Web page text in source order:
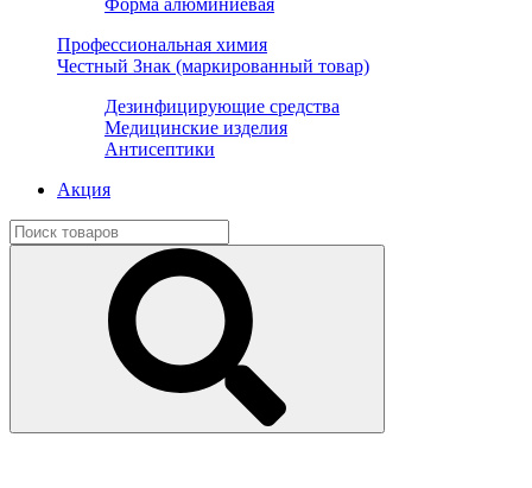
Форма алюминиевая
Профессиональная химия
Честный Знак (маркированный товар)
Дезинфицирующие средства
Медицинские изделия
Антисептики
Акция